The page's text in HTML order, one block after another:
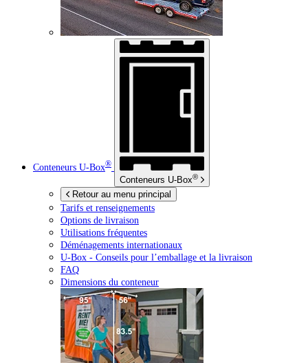
Conteneurs U-Box®
Conteneurs U-Box®
Retour au menu principal
Tarifs et renseignements
Options de livraison
Utilisations fréquentes
Déménagements internationaux
U-Box - Conseils pour l’emballage et la livraison
FAQ
Dimensions du conteneur